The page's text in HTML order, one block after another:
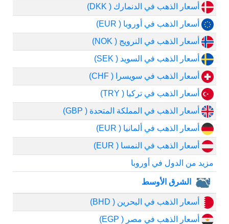
أسعار الذهب في الدنمارك ( DKK)
أسعار الذهب في أوروبا ( EUR)
أسعار الذهب في النرويج ( NOK)
أسعار الذهب في السويد ( SEK)
أسعار الذهب في سويسرا ( CHF)
أسعار الذهب في تركيا ( TRY)
أسعار الذهب في المملكة المتحدة ( GBP)
أسعار الذهب في ألمانيا ( EUR)
أسعار الذهب في النمسا ( EUR)
مزيد من الدول في أوروبا
الشرق الأوسط
أسعار الذهب في البحرين ( BHD)
أسعار الذهب في مصر ( EGP)